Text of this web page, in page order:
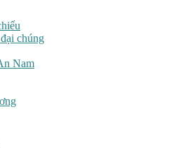
chúng
Nam